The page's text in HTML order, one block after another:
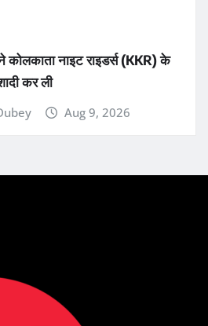
ने कोलकाता नाइट राइडर्स (KKR) के
कर ली
Aug 9, 2026